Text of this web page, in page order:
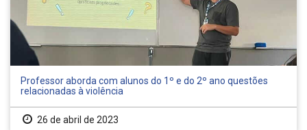
Professor aborda com alunos do 1º e do 2º ano questões
relacionadas à violência
26 de abril de 2023